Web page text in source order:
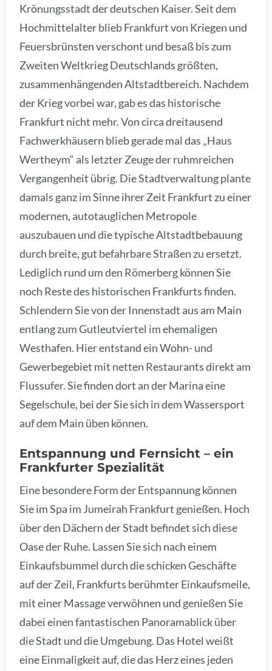
Krönungsstadt der deutschen Kaiser. Seit dem
Hochmittelalter blieb Frankfurt von Kriegen und
Feuersbrünsten verschont und besaß bis zum
Zweiten Weltkrieg Deutschlands größten,
zusammenhängenden Altstadtbereich. Nachdem
der Krieg vorbei war, gab es das historische
Frankfurt nicht mehr. Von circa dreitausend
Fachwerkhäusern blieb gerade mal das „Haus
Wertheym“ als letzter Zeuge der ruhmreichen
Vergangenheit übrig. Die Stadtverwaltung plante
damals ganz im Sinne ihrer Zeit Frankfurt zu einer
modernen, autotauglichen Metropole
auszubauen und die typische Altstadtbebauung
durch breite, gut befahrbare Straßen zu ersetzt.
Lediglich rund um den Römerberg können Sie
noch Reste des historischen Frankfurts finden.
Schlendern Sie von der Innenstadt aus am Main
entlang zum Gutleutviertel im ehemaligen
Westhafen. Hier entstand ein Wohn- und
Gewerbegebiet mit netten Restaurants direkt am
Flussufer. Sie finden dort an der Marina eine
Segelschule, bei der Sie sich in dem Wassersport
auf dem Main üben können.
Entspannung und Fernsicht – ein
Frankfurter Spezialität
Eine besondere Form der Entspannung können
Sie im Spa im Jumeirah Frankfurt genießen. Hoch
über den Dächern der Stadt befindet sich diese
Oase der Ruhe. Lassen Sie sich nach einem
Einkaufsbummel durch die schicken Geschäfte
auf der Zeil, Frankfurts berühmter Einkaufsmeile,
mit einer Massage verwöhnen und genießen Sie
dabei einen fantastischen Panoramablick über
die Stadt und die Umgebung. Das Hotel weißt
eine Einmaligkeit auf, die das Herz eines jeden